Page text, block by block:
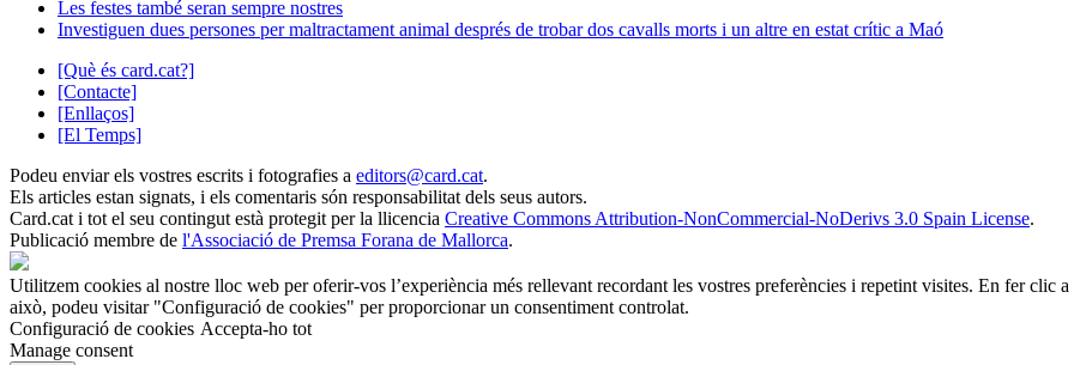
Les festes també seran sempre nostres
Investiguen dues persones per maltractament animal després de trobar dos cavalls morts i un altre en estat crític a Maó
[Què és card.cat?]
[Contacte]
[Enllaços]
[El Temps]
Podeu enviar els vostres escrits i fotografies a editors@card.cat.
Els articles estan signats, i els comentaris són responsabilitat dels seus autors.
Card.cat i tot el seu contingut està protegit per la llicencia Creative Commons Attribution-NonCommercial-NoDerivs 3.0 Spain License.
Publicació membre de l'Associació de Premsa Forana de Mallorca.
Utilitzem cookies al nostre lloc web per oferir-vos l’experiència més rellevant recordant les vostres preferències i repetint visites. En fer
això, podeu visitar "Configuració de cookies" per proporcionar un consentiment controlat.
Configuració de cookies Accepta-ho tot
Manage consent